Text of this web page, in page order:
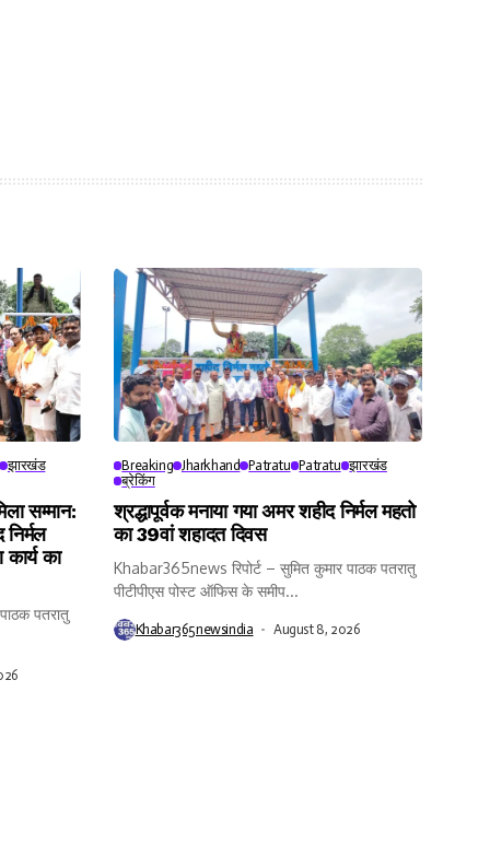
झारखंड
सम्मान:
का
पतरातु
Breaking Jharkhand Patratu Patratu झारखंड
ब्रेकिंग
श्रद्धापूर्वक मनाया गया अमर शहीद निर्मल महतो
का 39वां शहादत दिवस
Khabar365news रिपोर्ट – सुमित कुमार पाठक पतरातु
पीटीपीएस पोस्ट ऑफिस के समीप...
Khabar365newsindia August 8, 2026